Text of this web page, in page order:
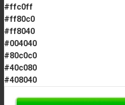
#ffc0ff
#ff80c0
#ff8040
#004040
#80c0c0
#40c080
#408040